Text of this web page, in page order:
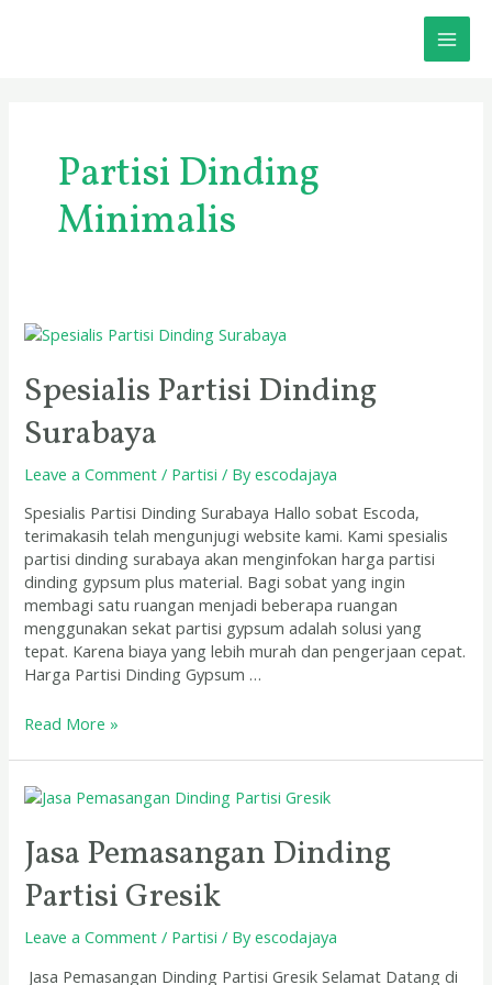
Partisi Dinding
Minimalis
Spesialis Partisi Dinding
Surabaya
Leave a Comment / Partisi / Byescodajaya
Spesialis Partisi Dinding Surabaya Hallo sobat Escoda,
terimakasih telah mengunjugi website kami. Kami spesialis
partisi dinding surabaya akan menginfokan harga partisi
dinding gypsum plus material. Bagi sobat yang ingin
membagi satu ruangan menjadi beberapa ruangan
menggunakan sekat partisi gypsum adalah solusi yang
tepat. Karena biaya yang lebih murah dan pengerjaan cepat.
Harga Partisi Dinding Gypsum …
Spesialis
Dinding
Surabaya
Read More »
Jasa Pemasangan Dinding
Partisi Gresik
Leave a Comment / Partisi / Byescodajaya
Jasa Pemasangan Dinding Partisi Gresik Selamat Datang di
Jasa
Dinding
Partisi
Gresik